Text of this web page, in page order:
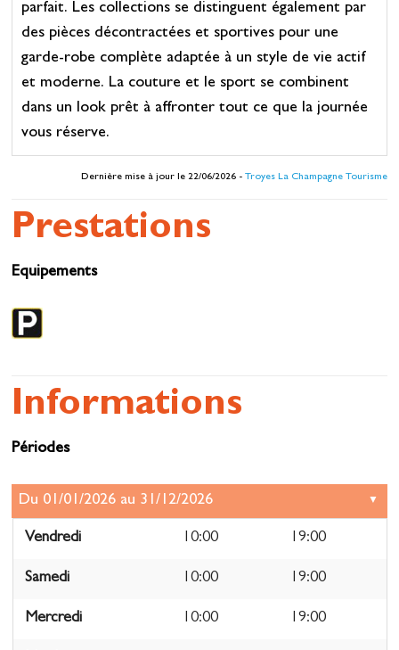
parfait. Les collections se distinguent également par
des pièces décontractées et sportives pour une
garde-robe complète adaptée à un style de vie actif
et moderne. La couture et le sport se combinent
dans un look prêt à affronter tout ce que la journée
vous réserve.
Dernière mise à jour le 22/06/2026 -Troyes La Champagne Tourisme
Prestations
Equipements
Informations
Périodes
Vendredi 10:00 19:00
Samedi 10:00 19:00
Mercredi 10:00 19:00